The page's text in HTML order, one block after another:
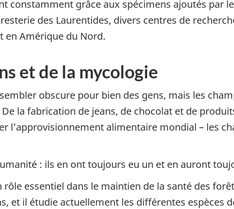
constamment grâce aux spécimens ajoutés par
des Laurentides, divers centres de
en Amérique du Nord.
et de la mycologie
obscure pour bien des gens, mais les
la fabrication de jeans, de chocolat et de
l’approvisionnement alimentaire mondial – les
: ils en ont toujours eu un et en auront
essentiel dans le maintien de la santé des
et il étudie actuellement les différentes espèces